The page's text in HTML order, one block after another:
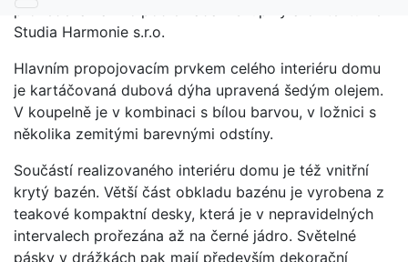
provedena na klíč podle zadání skupiny architektů ze
Studia Harmonie s.r.o.
Hlavním propojovacím prvkem celého interiéru domu
je kartáčovaná dubová dýha upravená šedým olejem.
V koupelně je v kombinaci s bílou barvou, v ložnici s
několika zemitými barevnými odstíny.
Součástí realizovaného interiéru domu je též vnitřní
krytý bazén. Větší část obkladu bazénu je vyrobena z
teakové kompaktní desky, která je v nepravidelných
intervalech prořezána až na černé jádro. Světelné
pásky v drážkách pak mají především dekorační